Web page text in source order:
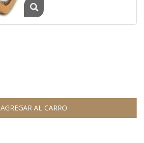
AGREGAR AL CARRO